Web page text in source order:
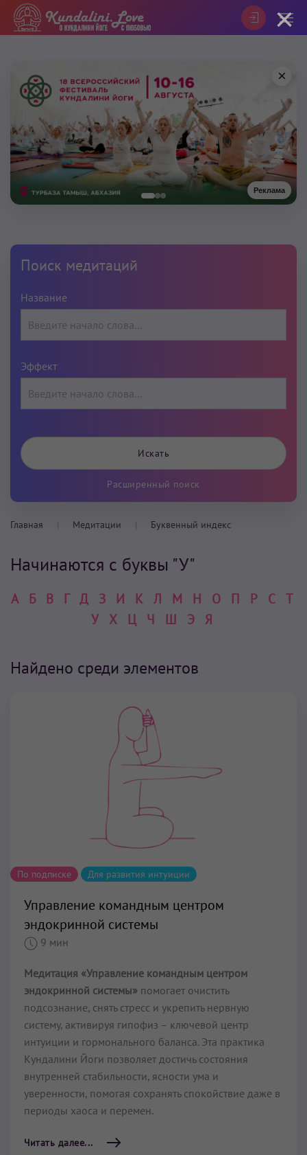
Реклама
×
Поиск медитаций
Название
Эффект
Расширенный поиск
Главная Медитации Буквенный индекс
Начинаются с буквы "У"
А Б В Г Д З И К Л М Н О П Р С Т
У Х Ц Ч Ш Э Я
Найдено среди элементов
По подписке Для развития интуиции
Управление командным центром
эндокринной системы
9 мин
Медитация «Управление командным центром
эндокринной системы» помогает очистить
подсознание, снять стресс и укрепить нервную
систему, активируя гипофиз – ключевой центр
интуиции и гормонального баланса. Эта практика
Кундалини Йоги позволяет достичь состояния
внутренней стабильности, ясности ума и
уверенности, помогая сохранять спокойствие даже в
периоды хаоса и перемен.
Читать далее...
×